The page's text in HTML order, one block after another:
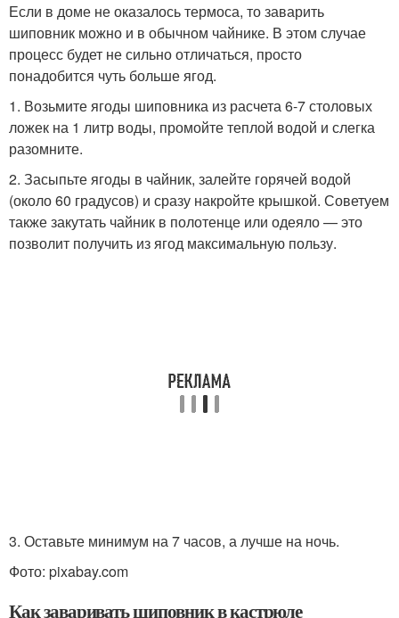
Если в доме не оказалось термоса, то заварить
шиповник можно и в обычном чайнике. В этом случае
процесс будет не сильно отличаться, просто
понадобится чуть больше ягод.
1. Возьмите ягоды шиповника из расчета 6-7 столовых
ложек на 1 литр воды, промойте теплой водой и слегка
разомните.
2. Засыпьте ягоды в чайник, залейте горячей водой
(около 60 градусов) и сразу накройте крышкой. Советуем
также закутать чайник в полотенце или одеяло — это
позволит получить из ягод максимальную пользу.
3. Оставьте минимум на 7 часов, а лучше на ночь.
Фото: pixabay.com
Как заваривать шиповник в кастрюле